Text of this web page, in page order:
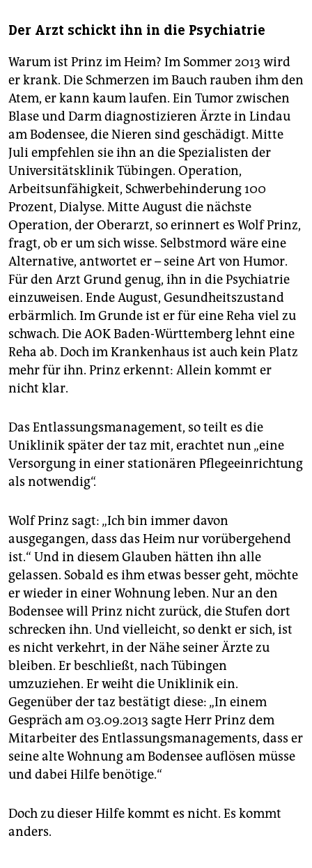
Der Arzt schickt ihn in die Psychiatrie
Warum ist Prinz im Heim? Im Sommer 2013 wird
er krank. Die Schmerzen im Bauch rauben ihm den
Atem, er kann kaum laufen. Ein Tumor zwischen
Blase und Darm diagnostizieren Ärzte in Lindau
am Bodensee, die Nieren sind geschädigt. Mitte
Juli empfehlen sie ihn an die Spezialisten der
Universitätsklinik Tübingen. Operation,
Arbeitsunfähigkeit, Schwerbehinderung 100
Prozent, Dialyse. Mitte August die nächste
Operation, der Oberarzt, so erinnert es Wolf Prinz,
fragt, ob er um sich wisse. Selbstmord wäre eine
Alternative, antwortet er – seine Art von Humor.
Für den Arzt Grund genug, ihn in die Psychiatrie
einzuweisen. Ende August, Gesundheitszustand
erbärmlich. Im Grunde ist er für eine Reha viel zu
schwach. Die AOK Baden-Württemberg lehnt eine
Reha ab. Doch im Krankenhaus ist auch kein Platz
mehr für ihn. Prinz erkennt: Allein kommt er
nicht klar.
Das Entlassungsmanagement, so teilt es die
Uniklinik später der taz mit, erachtet nun „eine
Versorgung in einer stationären Pflegeeinrichtung
als notwendig“.
Wolf Prinz sagt: „Ich bin immer davon
ausgegangen, dass das Heim nur vorübergehend
ist.“ Und in diesem Glauben hätten ihn alle
gelassen. Sobald es ihm etwas besser geht, möchte
er wieder in einer Wohnung leben. Nur an den
Bodensee will Prinz nicht zurück, die Stufen dort
schrecken ihn. Und vielleicht, so denkt er sich, ist
es nicht verkehrt, in der Nähe seiner Ärzte zu
bleiben. Er beschließt, nach Tübingen
umzuziehen. Er weiht die Uniklinik ein.
Gegenüber der taz bestätigt diese: „In einem
Gespräch am 03.09.2013 sagte Herr Prinz dem
Mitarbeiter des Entlassungsmanagements, dass er
seine alte Wohnung am Bodensee auflösen müsse
und dabei Hilfe benötige.“
Doch zu dieser Hilfe kommt es nicht. Es kommt
anders.